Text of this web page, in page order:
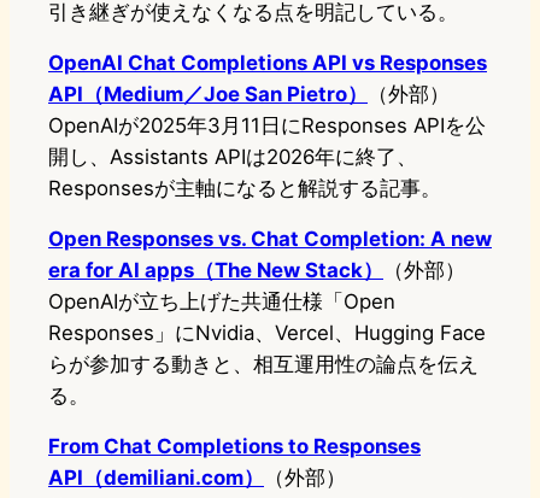
引き継ぎが使えなくなる点を明記している。
OpenAI Chat Completions API vs Responses
API（Medium／Joe San Pietro）
（外部）
OpenAIが2025年3月11日にResponses APIを公
開し、Assistants APIは2026年に終了、
Responsesが主軸になると解説する記事。
Open Responses vs. Chat Completion: A new
era for AI apps（The New Stack）
（外部）
OpenAIが立ち上げた共通仕様「Open
Responses」にNvidia、Vercel、Hugging Face
らが参加する動きと、相互運用性の論点を伝え
る。
From Chat Completions to Responses
API（demiliani.com）
（外部）